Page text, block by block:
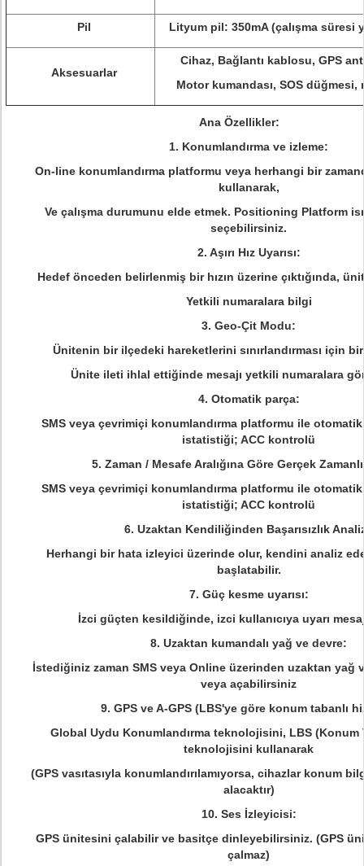
Pil Lityum pil: 350mA (çalışma süresi
Aksesuarlar
Cihaz, Bağlantı kablosu, GPS
Motor kumandası, SOS
Ana Özellikler:
1. Konumlandırma ve izleme:
On-line konumlandırma platformu veya herhangi bir
kullanarak,
Ve çalışma durumunu elde etmek. Positioning Platform
seçebilirsiniz.
2. Aşırı Hız Uyarısı:
Hedef önceden belirlenmiş bir hızın üzerine çıktığında,
Yetkili numaralara bilgi
3. Geo-Çit Modu:
Ünitenin bir ilçedeki hareketlerini sınırlandırması için
Ünite ileti ihlal ettiğinde mesajı yetkili numaralara
4. Otomatik parça:
SMS veya çevrimiçi konumlandırma platformu ile
istatistiği; ACC kontrolü
5. Zaman / Mesafe Aralığına Göre Gerçek
SMS veya çevrimiçi konumlandırma platformu ile
istatistiği; ACC kontrolü
6. Uzaktan Kendiliğinden Başarısızlık
Herhangi bir hata izleyici üzerinde olur, kendini analiz
başlatabilir.
7. Güç kesme uyarısı:
İzci güçten kesildiğinde, izci kullanıcıya uyarı
8. Uzaktan kumandalı yağ ve devre:
İstediğiniz zaman SMS veya Online üzerinden uzaktan yağ
veya açabilirsiniz
9. GPS ve A-GPS (LBS'ye göre konum tabanlı
Global Uydu Konumlandırma teknolojisini, LBS (Konum
teknolojisini kullanarak
(GPS vasıtasıyla konumlandırılamıyorsa, cihazlar konum
alacaktır)
10. Ses İzleyicisi:
GPS ünitesini çalabilir ve basitçe dinleyebilirsiniz. (GPS
çalmaz)